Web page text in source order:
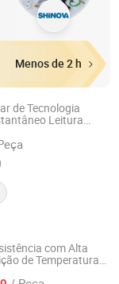
Menos de 2 h
de Tecnologia
Leitura
Rotativo Automático
com Alta
de Temperatura
Co., Ltd.